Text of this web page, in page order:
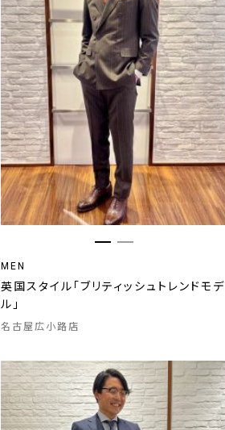
MEN
英国スタイル「ブリティッシュトレンドモデ
ル」
名古屋広小路店